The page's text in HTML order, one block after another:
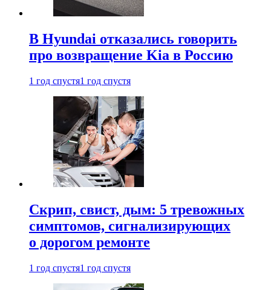
В Hyundai отказались говорить
про возвращение Kia в Россию
1 год спустя1 год спустя
Скрип, свист, дым: 5 тревожных
симптомов, сигнализирующих
о дорогом ремонте
1 год спустя1 год спустя